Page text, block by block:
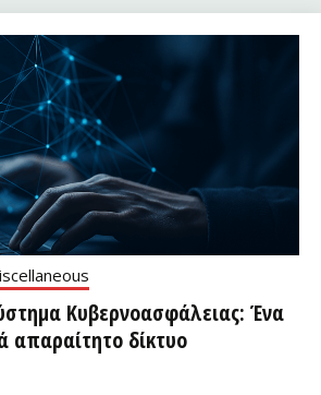
Κυβερνοασφάλειας: Ένα
δίκτυο